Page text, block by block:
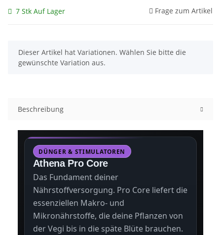
7 Stk Auf Lager Frage zum Artikel
x
Dieser Artikel hat Variationen. Wählen Sie bitte die
gewünschte Variation aus.
Beschreibung
DÜNGER & STIMULATOREN
Athena Pro Core
Das Fundament deiner
Nährstoffversorgung. Pro Core liefert die
essenziellen Makro- und
Mikronährstoffe, die deine Pflanzen von
der Vegi bis in die späte Blüte brauchen.